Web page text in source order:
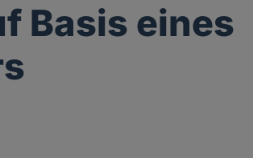
Basis eines